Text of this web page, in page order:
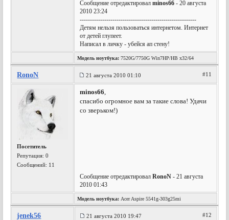
Сообщение отредактировалminos66 - 20 августа
2010 23:24
---------------------------------------------------------
Детям нельзя пользоваться интернетом. Интернет
от детей глупеет.
Написал в личку - убейся ап стену!
Модель ноутбука: 7520G/7750G Win7HP/HB x32/64
RonoN 21 августа 2010 01:10 #11
Посетитель
Репутация:0
Сообщений: 11
minos66,
спасибо огромное вам за такие слова! Удачи
со зверьком!)
Сообщение отредактировалRonoN - 21 августа
2010 01:43
Модель ноутбука: Acer Aspire 5541g-303g25mi
jenek56 21 августа 2010 19:47 #12